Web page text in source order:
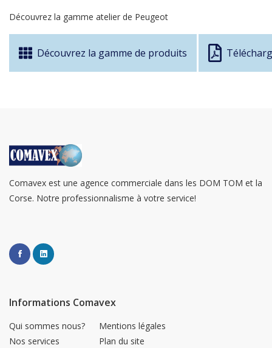
Découvrez la gamme atelier de Peugeot
Découvrez la gamme de produits
Comavex est une agence commerciale dans les DOM TOM et la
Corse. Notre professionnalisme à votre service!
Informations Comavex
Qui sommes nous?
Nos services
Mentions légales
Plan du site